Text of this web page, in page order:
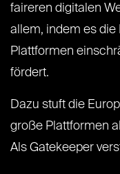
faireren digitalen
allem, indem es
Plattformen
fördert.
Dazu stuft die
große Plattformen
Als Gatekeeper